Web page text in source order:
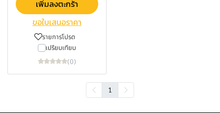
เพิ่มลงตะกร้า
ขอใบเสนอราคา
รายการโปรด
เปรียบเทียบ
(0)
1